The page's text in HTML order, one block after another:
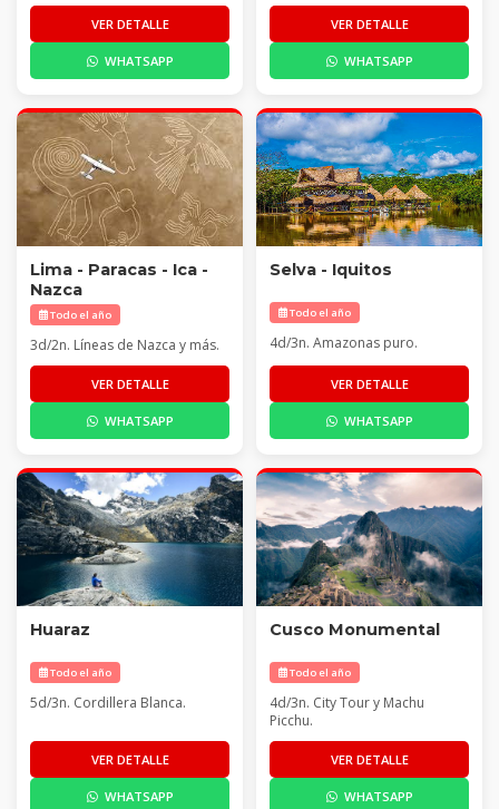
VER DETALLE
WHATSAPP
VER DETALLE
WHATSAPP
Lima - Paracas - Ica -
Nazca
Todo el año
3d/2n. Líneas de Nazca y más.
VER DETALLE
WHATSAPP
Selva - Iquitos
Todo el año
4d/3n. Amazonas puro.
VER DETALLE
WHATSAPP
Huaraz
Todo el año
5d/3n. Cordillera Blanca.
VER DETALLE
WHATSAPP
Cusco Monumental
Todo el año
4d/3n. City Tour y Machu
Picchu.
VER DETALLE
WHATSAPP